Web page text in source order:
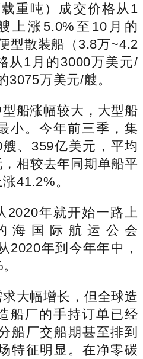
重吨）成交价格从1
上涨5.0%至10月的
型散装船（3.8万~4.2
从1月的3000万美元/
3075万美元/艘。
涨幅较大，大型船
小。今年前三季，集
、359亿美元，平均
相较去年同期单船平
41.2%。
年就开始一路上
海国际航运公会
2020年到今年年中，
幅增长，但全球造
船厂的手持订单已经
船厂交船期甚至排到
特征明显。在净零碳